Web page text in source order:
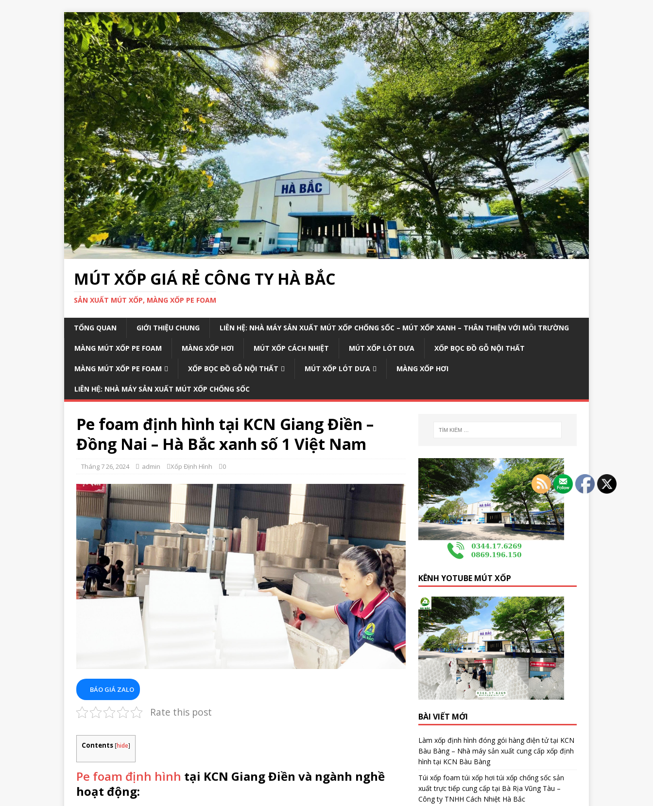
MÚT XỐP GIÁ RẺ CÔNG TY HÀ BẮC
SẢN XUẤT MÚT XỐP, MÀNG XỐP PE FOAM
TỔNG QUAN GIỚI THIỆU CHUNG LIÊN HỆ: NHÀ MÁY SẢN XUẤT MÚT XỐP CHỐNG SỐC – MÚT XỐP XANH – THÂN THIỆN VỚI MÔI TRƯỜNG
MÀNG MÚT XỐP PE FOAM MÀNG XỐP HƠI MÚT XỐP CÁCH NHIỆT MÚT XỐP LÓT DƯA XỐP BỌC ĐỒ GỖ NỘI THẤT
MÀNG MÚT XỐP PE FOAM XỐP BỌC ĐỒ GỖ NỘI THẤT MÚT XỐP LÓT DƯA MÀNG XỐP HƠI
LIÊN HỆ: NHÀ MÁY SẢN XUẤT MÚT XỐP CHỐNG SỐC
Pe foam định hình tại KCN Giang Điền –
Đồng Nai – Hà Bắc xanh số 1 Việt Nam
Tháng 7 26, 2024 admin Xốp Định Hình 0
BÁO GIÁ ZALO
Rate this post
Contents [hide]
Pe foam định hình tại KCN Giang Điền và ngành nghề
hoạt động:
KÊNH YOTUBE MÚT XỐP
BÀI VIẾT MỚI
Làm xốp định hình đóng gói hàng điện tử tại KCN
Bàu Bàng – Nhà máy sản xuất cung cấp xốp định
hình tại KCN Bàu Bàng
Túi xốp foam túi xốp hơi túi xốp chống sốc sản
xuất trực tiếp cung cấp tại Bà Rịa Vũng Tàu –
Công ty TNHH Cách Nhiệt Hà Bắc